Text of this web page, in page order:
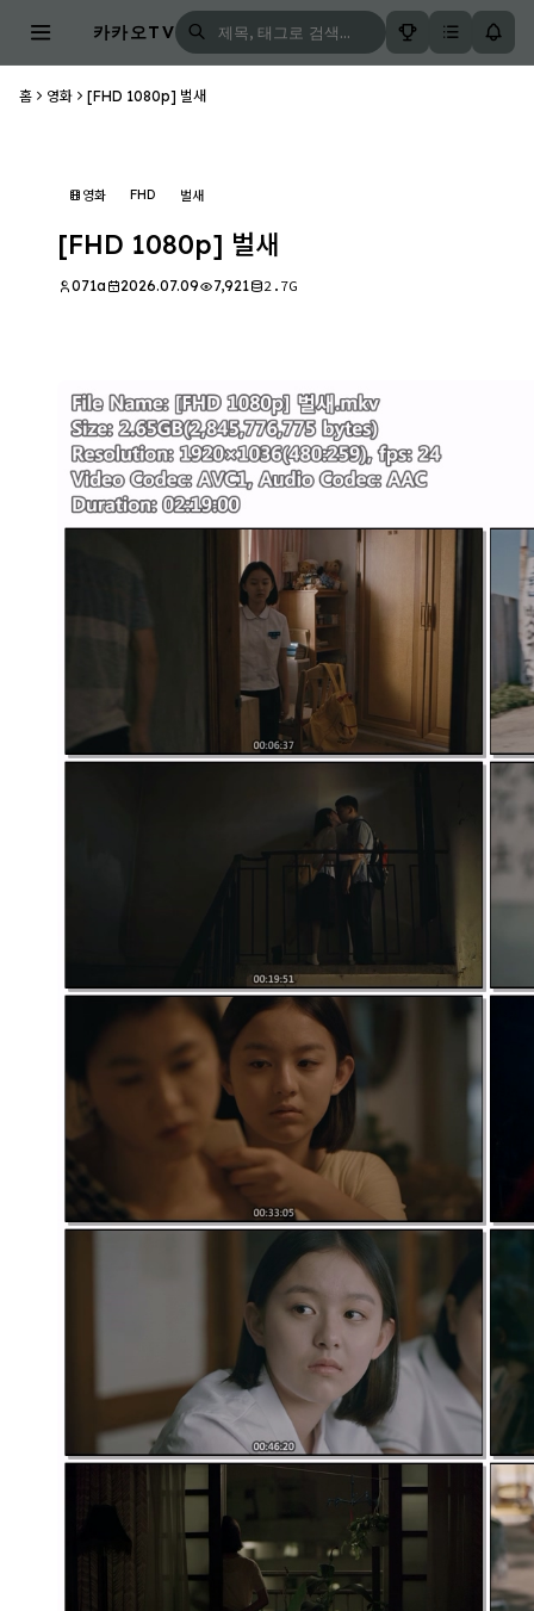
카카오TV
홈 영화 [FHD 1080p] 벌새
영화 FHD 벌새
[FHD 1080p] 벌새
071a 2026.07.09 7,921 2.7G